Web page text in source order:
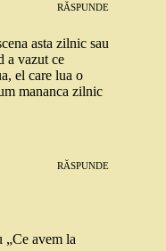
RĂSPUNDE
asta zilnic sau
a vazut ce
el care lua o
mananca zilnic
RĂSPUNDE
„Ce avem la